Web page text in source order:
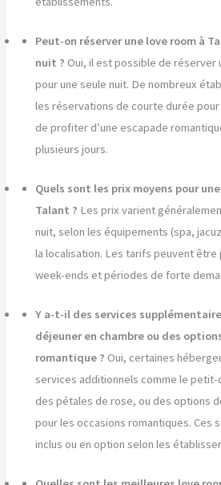
Peut-on réserver une love room à
nuit ? Oui, il est possible de réserver
pour une seule nuit. De nombreux
les réservations de courte durée
de profiter d’une escapade
plusieurs jours.
Quels sont les prix moyens pour
Talant ? Les prix varient
nuit, selon les équipements (spa,
la localisation. Les tarifs peuvent être
week-ends et périodes de forte
Y a-t-il des services
déjeuner en chambre ou des
romantique ? Oui, certaines
services additionnels comme le petit-
des pétales de rose, ou des options
pour les occasions romantiques. Ces
inclus ou en option selon les